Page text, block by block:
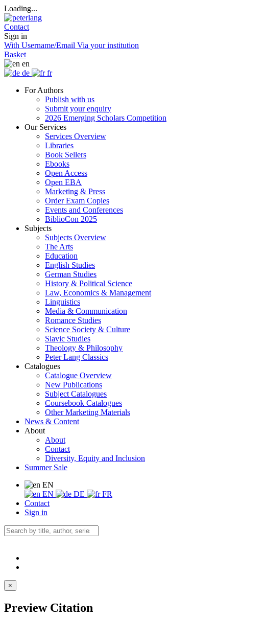
Loading...
Contact
Sign in
With Username/Email Via your institution
Basket
en
de
fr
For Authors
Publish with us
Submit your enquiry
2026 Emerging Scholars Competition
Our Services
Services Overview
Libraries
Book Sellers
Ebooks
Open Access
Open EBA
Marketing & Press
Order Exam Copies
Events and Conferences
BiblioCon 2025
Subjects
Subjects Overview
The Arts
Education
English Studies
German Studies
History & Political Science
Law, Economics & Management
Linguistics
Media & Communication
Romance Studies
Science Society & Culture
Slavic Studies
Theology & Philosophy
Peter Lang Classics
Catalogues
Catalogue Overview
New Publications
Subject Catalogues
Coursebook Catalogues
Other Marketing Materials
News & Content
About
About
Contact
Diversity, Equity and Inclusion
Summer Sale
EN
EN
DE
FR
Contact
Sign in
×
Preview Citation